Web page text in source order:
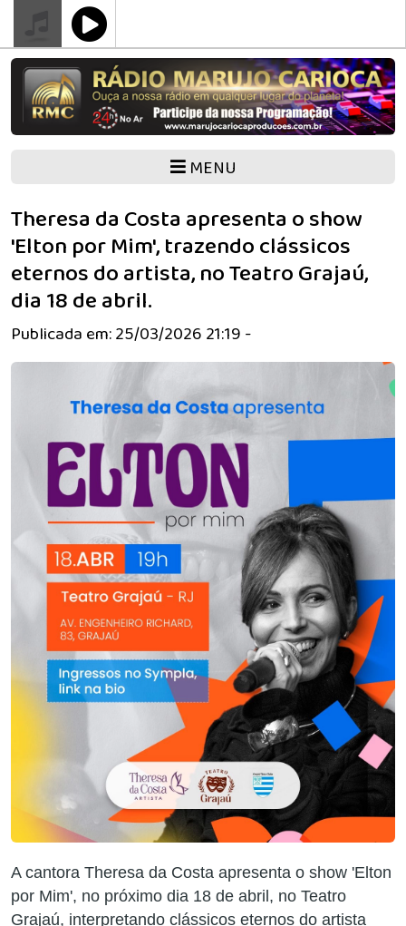
MENU
Theresa da Costa apresenta o show
'Elton por Mim', trazendo clássicos
eternos do artista, no Teatro Grajaú,
dia 18 de abril.
Publicada em: 25/03/2026 21:19 -
A cantora Theresa da Costa apresenta o show 'Elton
por Mim', no próximo dia 18 de abril, no Teatro
Grajaú, interpretando clássicos eternos do artista